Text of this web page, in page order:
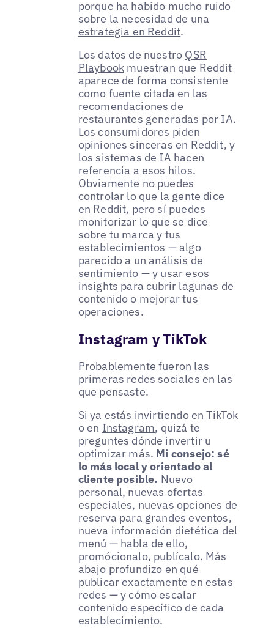
porque ha habido mucho ruido
sobre la necesidad de una
estrategia en Reddit.
Los datos de nuestro QSR
Playbook muestran que Reddit
aparece de forma consistente
como fuente citada en las
recomendaciones de
restaurantes generadas por IA.
Los consumidores piden
opiniones sinceras en Reddit, y
los sistemas de IA hacen
referencia a esos hilos.
Obviamente no puedes
controlar lo que la gente dice
en Reddit, pero sí puedes
monitorizar lo que se dice
sobre tu marca y tus
establecimientos — algo
parecido a unanálisis de
sentimiento — y usar esos
insights para cubrir lagunas de
contenido o mejorar tus
operaciones.
Instagram y TikTok
Probablemente fueron las
primeras redes sociales en las
que pensaste.
Si ya estás invirtiendo en TikTok
o en Instagram, quizá te
preguntes dónde invertir u
optimizar más. Mi consejo: sé
lo más local y orientado al
cliente posible. Nuevo
personal, nuevas ofertas
especiales, nuevas opciones de
reserva para grandes eventos,
nueva información dietética del
menú — habla de ello,
promócionalo, publícalo. Más
abajo profundizo en qué
publicar exactamente en estas
redes — y cómo escalar
contenido específico de cada
establecimiento.